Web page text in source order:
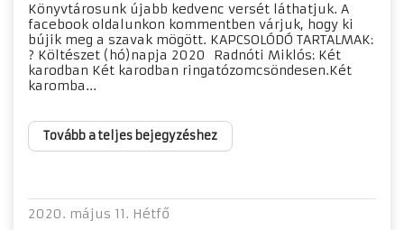
Könyvtárosunk újabb kedvenc versét láthatjuk. A
facebook oldalunkon kommentben várjuk, hogy ki
bújik meg a szavak mögött. KAPCSOLÓDÓ TARTALMAK:
? Költészet (hó)napja 2020 Radnóti Miklós: Két
karodban Két karodban ringatózomcsöndesen.Két
karomba...
Tovább a teljes bejegyzéshez
2020. május 11. Hétfő